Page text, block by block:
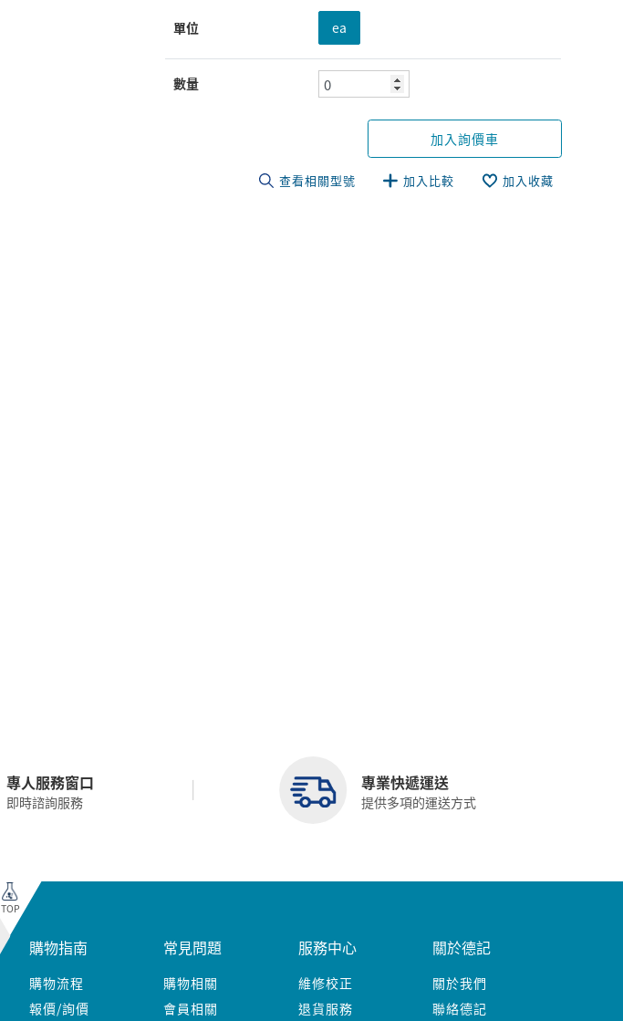
單位 ea
數量
加入詢價車
查看相關型號 加入比較 加入收藏
專人服務窗口
即時諮詢服務
專業快遞運送
提供多項的運送方式
TOP
購物指南
購物流程
報價/詢價
常見問題
購物相關
會員相關
服務中心
維修校正
退貨服務
關於德記
關於我們
聯絡德記